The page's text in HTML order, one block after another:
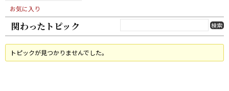
お気に入り
関わったトピック
トピックが見つかりませんでした。